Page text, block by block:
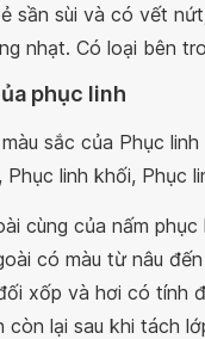
sần sùi và có vết
nhạt. Có loại bên
phục linh
sắc của Phục
linh khối, Phục
cùng của nấm
có màu từ nâu
xốp và hơi có tính
còn lại sau khi tách